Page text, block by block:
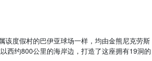
该度假村的巴伊亚球场一样，均由金熊尼克劳斯
西约800公里的海岸边，打造了这座拥有19洞的